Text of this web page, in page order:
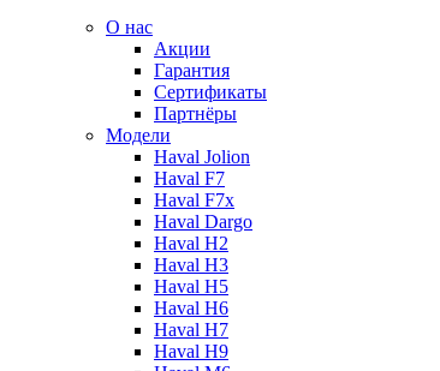
О нас
Акции
Гарантия
Сертификаты
Партнёры
Модели
Haval Jolion
Haval F7
Haval F7x
Haval Dargo
Haval H2
Haval H3
Haval H5
Haval H6
Haval H7
Haval H9